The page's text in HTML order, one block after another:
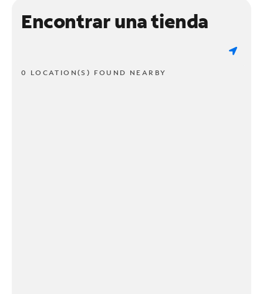
Encontrar una tienda
0 LOCATION(S) FOUND NEARBY